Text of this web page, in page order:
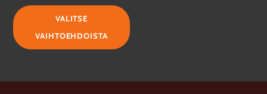
VALITSE
VAIHTOEHDOISTA
tuotteella
muunnelma.